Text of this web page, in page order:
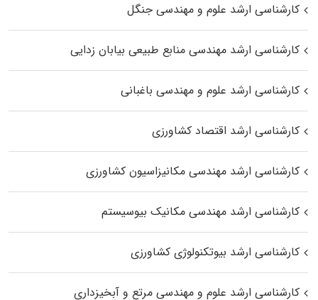
کارشناسی ارشد علوم و مهندسی جنگل
کارشناسی ارشد مهندسی منابع طبیعی بیابان زدایی
کارشناسی ارشد علوم و مهندسی باغبانی
کارشناسی ارشد اقتصاد کشاورزی
کارشناسی ارشد مهندسی مکانیزاسیون کشاورزی
کارشناسی ارشد مهندسی مکانیک بیوسیستم
کارشناسی ارشد بیوتکنولوژی کشاورزی
کارشناسی ارشد علوم و مهندسی مرتع و آبخیزداری